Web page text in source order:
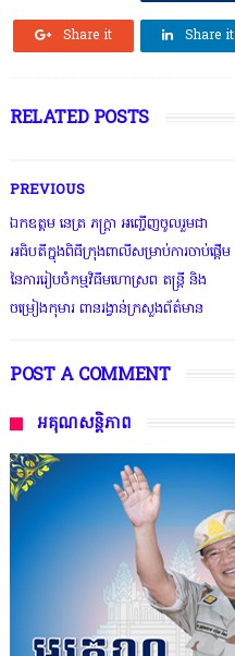
Share it Share it
RELATED POSTS
PREVIOUS
ឯកឧត្តម នេត្រ ភក្ត្រា អញ្ជើញចូលរួមជា
អធិបតីក្នុងពិធី​ក្រុង​ពាលីសម្រាប់​ការចាប់ផ្តើម
នៃ​ការរៀបចំ​កម្មវិធី​មហោស្រព តន្ត្រី និង
ចម្រៀងកុមារ ពានរង្វាន់ក្រសួងព័ត៌មាន
POST A COMMENT
អគុណសន្តិភាព